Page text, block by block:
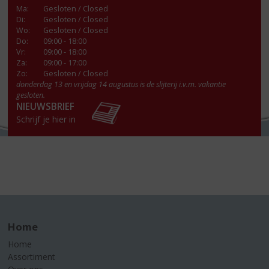
Ma:
Gesloten / Closed
Di:
Gesloten / Closed
Wo:
Gesloten / Closed
Do:
09:00 - 18:00
Vr:
09:00 - 18:00
Za:
09:00 - 17:00
Zo:
Gesloten / Closed
donderdag 13 en vrijdag 14 augustus is de slijterij i.v.m. vakantie
gesloten.
NIEUWSBRIEF
Schrijf je hier in
Home
Home
Assortiment